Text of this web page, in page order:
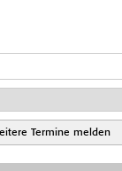
Termine melden